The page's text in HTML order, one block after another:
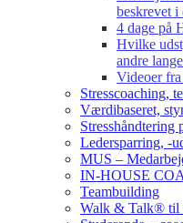
beskrevet i
4 dage på
Hvilke
andre
Videoer
Stresscoaching,
Værdibaseret,
Stresshåndtering
Ledersparring, -
MUS –
IN-HOUSE
Teambuilding
Walk & Talk® til